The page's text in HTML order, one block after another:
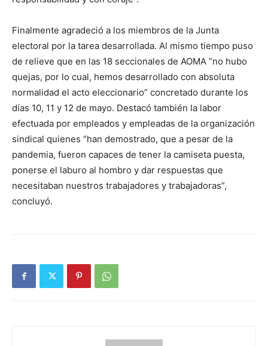
Finalmente agradeció a los miembros de la Junta
electoral por la tarea desarrollada. Al mismo tiempo puso
de relieve que en las 18 seccionales de AOMA “no hubo
quejas, por lo cual, hemos desarrollado con absoluta
normalidad el acto eleccionario” concretado durante los
días 10, 11 y 12 de mayo. Destacó también la labor
efectuada por empleados y empleadas de la organización
sindical quienes “han demostrado, que a pesar de la
pandemia, fueron capaces de tener la camiseta puesta,
ponerse el laburo al hombro y dar respuestas que
necesitaban nuestros trabajadores y trabajadoras”,
concluyó.